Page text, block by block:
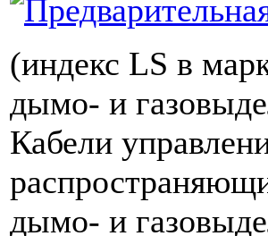
(индекс LS в
дымо- и
Кабели
дымо- и